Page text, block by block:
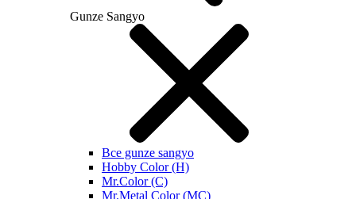
Gunze Sangyo
Все gunze sangyo
Hobby Color (H)
Mr.Color (C)
Mr.Metal Color (MC)